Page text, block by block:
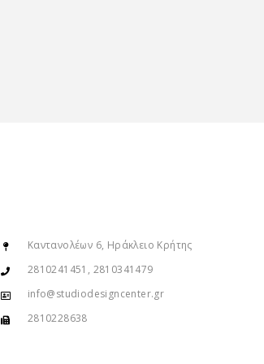
Καντανολέων 6, Ηράκλειο Κρήτης
2810241451, 2810341479
info@studiodesigncenter.gr
2810228638